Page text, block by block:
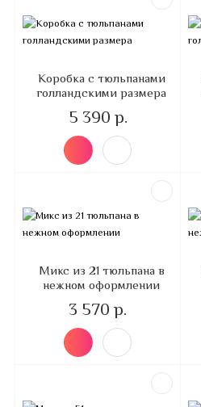
Коробка с тюльпанами
голландскими размера
5 390 р.
Микс из 21 тюльпана в
нежном оформлении
3 570 р.